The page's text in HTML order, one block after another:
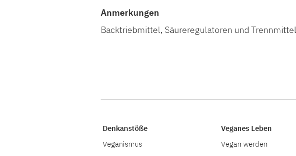
Anmerkungen
Backtriebmittel, Säureregulatoren und Trennmittel
Denkanstöße
Veganismus
Veganes Leben
Vegan werden